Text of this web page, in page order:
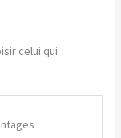
celui qui